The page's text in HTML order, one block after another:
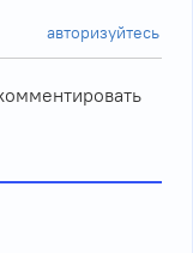
авторизуйтесь